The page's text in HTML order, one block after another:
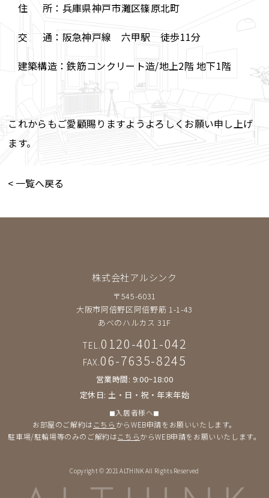
住 所：兵庫県神戸市灘区篠原北町
交 通：阪急神戸線 六甲駅 徒歩11分
建築構造：鉄筋コンクリート造/地上2階 地下1階
これからもご愛顧賜りますようよろしくお願い申し上げ
ます。
< 一覧へ戻る
株式会社アルシンク
〒545-6031
大阪市阿倍野区阿倍野筋 1-1-43
あべのハルカス 31F
TEL.0120-401-042
FAX.06-7635-8245
営業時間: 9:00~18:00
定休日: 土・日・祝・年末年始
◼︎入居者様へ◼︎
お部屋のご解約は こちら からWEB申請をお願いいたします。
駐車場/駐輪場等のみのご解約はこちらからWEB申請をお願いいたします。
Copyright © 2021 ALTHINK All Rights Reserved